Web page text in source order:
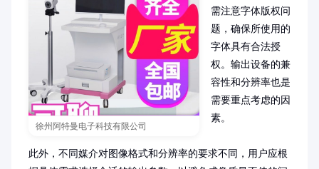
徐州阿特曼电子科技有限公司
需注意字体版权问
题，确保所使用的
字体具有合法授
权。输出设备的兼
容性和分辨率也是
需要重点考虑的因
素。
此外，不同媒介对图像格式和分辨率的要求不同，用户应根